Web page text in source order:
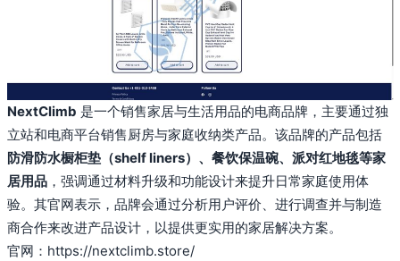
NextClimb 是一个销售家居与生活用品的电商品牌，主要通过独
立站和电商平台销售厨房与家庭收纳类产品。该品牌的产品包括
防滑防水橱柜垫（shelf liners）、餐饮保温碗、派对红地毯等家
居用品，强调通过材料升级和功能设计来提升日常家庭使用体
验。其官网表示，品牌会通过分析用户评价、进行调查并与制造
商合作来改进产品设计，以提供更实用的家居解决方案。
官网： https://nextclimb.store/